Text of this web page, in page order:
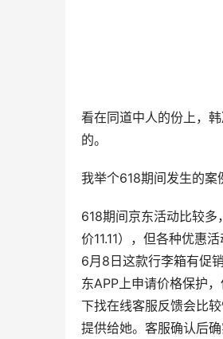
看在同道中人的份上，
的。
我举个618期间发生的案
618期间京东活动比较
价11.11），但各种优惠
6月8日这款行李箱有促
东APP上申请价格保
下找在线客服反馈会比
提供给她。客服确认后